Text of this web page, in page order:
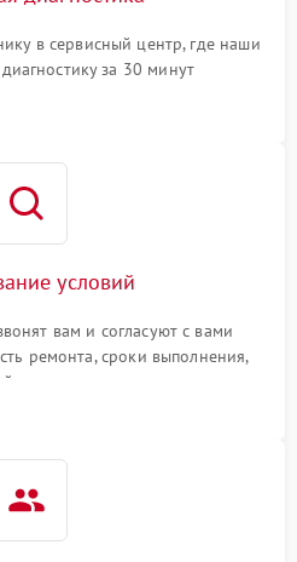
в сервисный центр, где наши
за 30 минут
условий
вам и согласуют с вами
ремонта, сроки выполнения,
условия